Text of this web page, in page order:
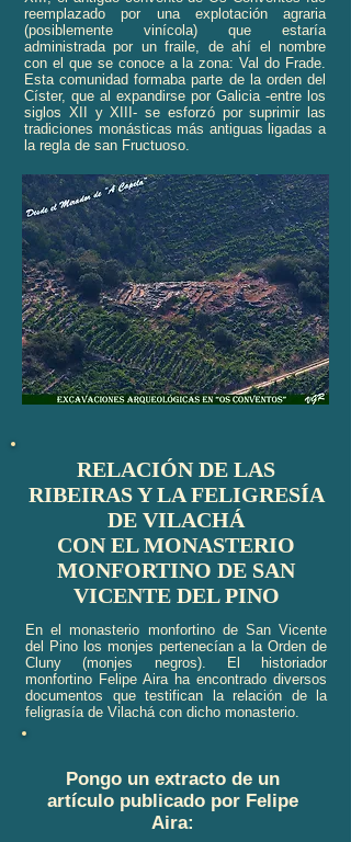
reemplazado por una explotación agraria
(posiblemente vinícola) que estaría
administrada por un fraile, de ahí el nombre
con el que se conoce a la zona: Val do Frade.
Esta comunidad formaba parte de la orden del
Císter, que al expandirse por Galicia -entre los
siglos XII y XIII- se esforzó por suprimir las
tradiciones monásticas más antiguas ligadas a
la regla de san Fructuoso.
RELACIÓN DE LAS
RIBEIRAS Y LA FELIGRESÍA
DE VILACHÁ
CON EL MONASTERIO
MONFORTINO DE SAN
VICENTE DEL PINO
En el monasterio monfortino de San Vicente
del Pino los monjes pertenecían a la Orden de
Cluny (monjes negros). El historiador
monfortino Felipe Aira ha encontrado diversos
documentos que testifican la relación de la
feligrasía de Vilachá con dicho monasterio.
Pongo un extracto de un
artículo publicado por Felipe
Aira: